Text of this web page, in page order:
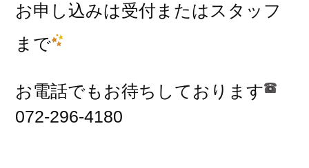
お申し込みは受付またはスタッフ
まで
お電話でもお待ちしております
072-296-4180